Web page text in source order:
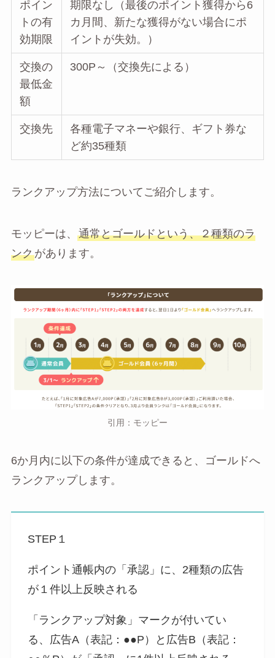
ポイン
トの有
効期限
期限なし（最後のポイント獲得から6
カ月間、新たな獲得がない場合にポ
イントが失効。）
交換の
最低金
額
300P～（交換先による）
交換先
各種電子マネーや銀行、ギフト券な
ど約35種類
ランクアップ方法についてご紹介します。
モッピーは、 通常とゴールドという、２種類のラ
ンクがあります。
引用：モッピー
6か月内に以下の条件が達成できると、ゴールドへ
ランクアップします。
STEP１
ポイント通帳内の「承認」に、2種類の広告
が１件以上反映される
「ランクアップ対象」マークが付いてい
る、広告A（表記：●●P）と広告B（表記：